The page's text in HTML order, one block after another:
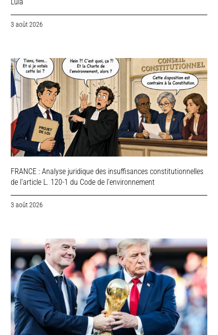
3 août 2026
FRANCE : Analyse juridique des insuffisances constitutionnelles
de l’article L. 120-1 du Code de l’environnement
3 août 2026